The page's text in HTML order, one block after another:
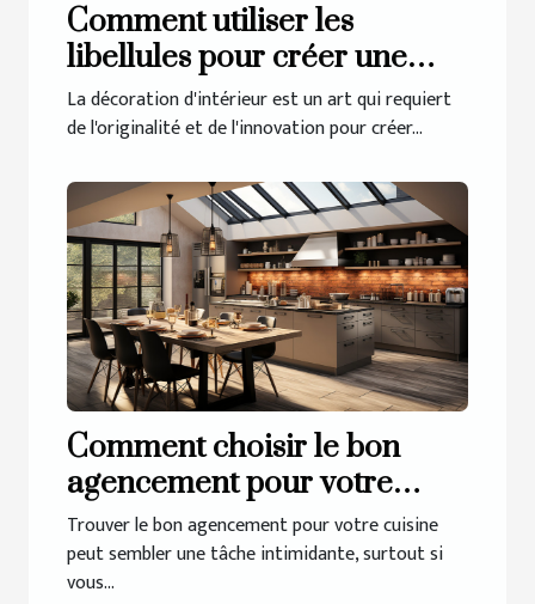
Comment utiliser les
libellules pour créer une
décoration d'intérieur
unique
La décoration d'intérieur est un art qui requiert
de l'originalité et de l'innovation pour créer...
Comment choisir le bon
agencement pour votre
cuisine à Guérande
Trouver le bon agencement pour votre cuisine
peut sembler une tâche intimidante, surtout si
vous...